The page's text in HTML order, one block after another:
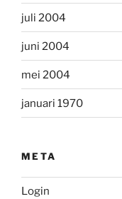
juli 2004
juni 2004
mei 2004
januari 1970
META
Login